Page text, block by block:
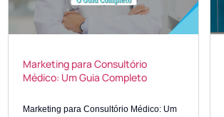
Marketing para Consultório
Médico: Um Guia Completo
Marketing para Consultório Médico: Um